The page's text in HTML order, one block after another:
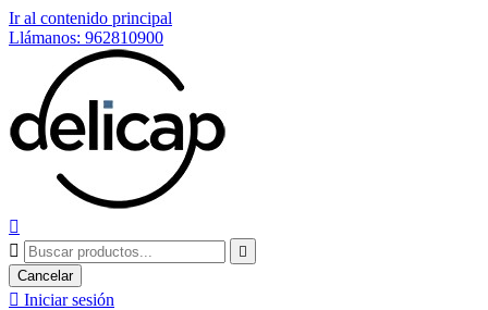
Ir al contenido principal
Llámanos: 962810900



Cancelar
 Iniciar sesión